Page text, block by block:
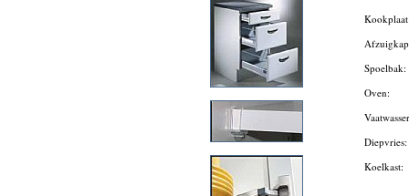
Spoelbak:
Oven:
Koelkast: